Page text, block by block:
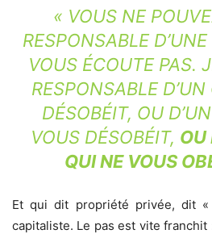
« VOUS NE
RESPONSABLE
VOUS ÉCOUTE PAS.
RESPONSABLE
DÉSOBÉIT, OU
VOUS DÉSOBÉIT, OU
QUI NE VOUS
Et qui dit propriété privée, dit
capitaliste. Le pas est vite franchit